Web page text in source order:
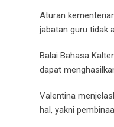
Aturan
jabatan guru tidak
Balai Bahasa
dapat
Valentina
hal, yakni